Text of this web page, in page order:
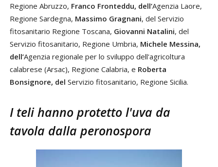
Regione Abruzzo, Franco Fronteddu, dell’Agenzia Laore,
Regione Sardegna, Massimo Gragnani, del Servizio
fitosanitario Regione Toscana, Giovanni Natalini, del
Servizio fitosanitario, Regione Umbria, Michele Messina,
dell’Agenzia regionale per lo sviluppo dell'agricoltura
calabrese (Arsac), Regione Calabria, e Roberta
Bonsignore, del Servizio fitosanitario, Regione Sicilia.
I teli hanno protetto l'uva da
tavola dalla peronospora